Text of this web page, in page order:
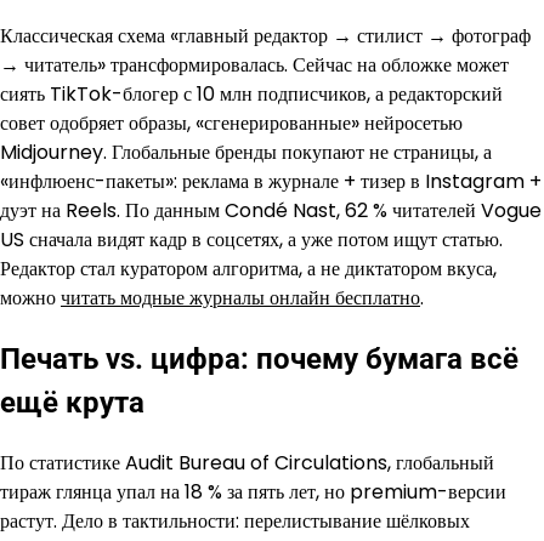
Классическая схема «главный редактор → стилист → фотограф
→ читатель» трансформировалась. Сейчас на обложке может
сиять TikTok-блогер с 10 млн подписчиков, а редакторский
совет одобряет образы, «сгенерированные» нейросетью
Midjourney. Глобальные бренды покупают не страницы, а
«инфлюенс-пакеты»: реклама в журнале + тизер в Instagram +
дуэт на Reels. По данным Condé Nast, 62 % читателей Vogue
US сначала видят кадр в соцсетях, а уже потом ищут статью.
Редактор стал куратором алгоритма, а не диктатором вкуса,
можночитать модные журналы онлайн бесплатно.
Печать vs. цифра: почему бумага всё
ещё крута
По статистике Audit Bureau of Circulations, глобальный
тираж глянца упал на 18 % за пять лет, но premium-версии
растут. Дело в тактильности: перелистывание шёлковых